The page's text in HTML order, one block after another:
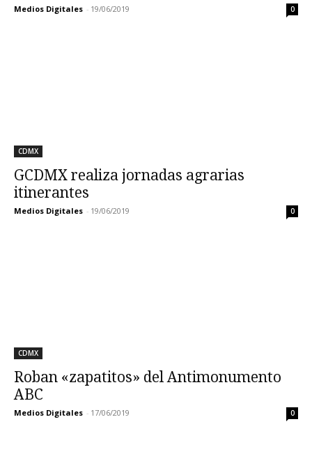
Medios Digitales - 19/06/2019 0
CDMX
GCDMX realiza jornadas agrarias
itinerantes
Medios Digitales - 19/06/2019 0
CDMX
Roban «zapatitos» del Antimonumento
ABC
Medios Digitales - 17/06/2019 0